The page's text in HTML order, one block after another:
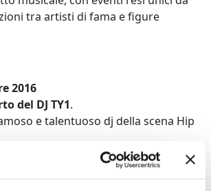
tra artisti di fama e figure
2016
del DJ TY1.
e talentuoso dj della scena Hip
Morton
per una serata da ballare